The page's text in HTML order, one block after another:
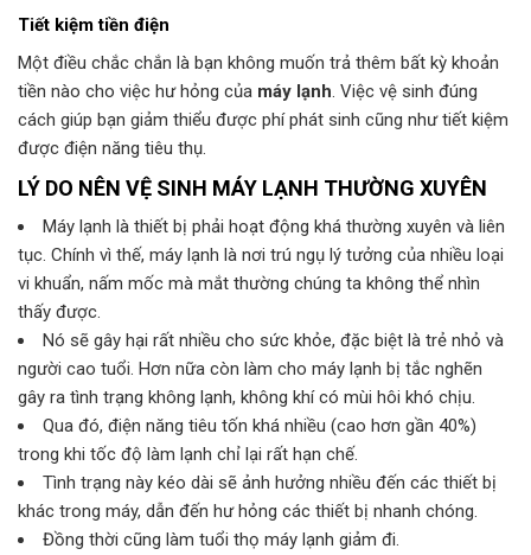
Tiết kiệm tiền điện
Một điều chắc chắn là bạn không muốn trả thêm bất kỳ khoản
tiền nào cho việc hư hỏng của máy lạnh. Việc vệ sinh đúng
cách giúp bạn giảm thiểu được phí phát sinh cũng như tiết kiệm
được điện năng tiêu thụ.
LÝ DO NÊN VỆ SINH MÁY LẠNH THƯỜNG XUYÊN
Máy lạnh là thiết bị phải hoạt động khá thường xuyên và liên
tục. Chính vì thế, máy lạnh là nơi trú ngụ lý tưởng của nhiều loại
vi khuẩn, nấm mốc mà mắt thường chúng ta không thể nhìn
thấy được.
Nó sẽ gây hại rất nhiều cho sức khỏe, đặc biệt là trẻ nhỏ và
người cao tuổi. Hơn nữa còn làm cho máy lạnh bị tắc nghẽn
gây ra tình trạng không lạnh, không khí có mùi hôi khó chịu.
Qua đó, điện năng tiêu tốn khá nhiều (cao hơn gần 40%)
trong khi tốc độ làm lạnh chỉ lại rất hạn chế.
Tình trạng này kéo dài sẽ ảnh hưởng nhiều đến các thiết bị
khác trong máy, dẫn đến hư hỏng các thiết bị nhanh chóng.
Đồng thời cũng làm tuổi thọ máy lạnh giảm đi.